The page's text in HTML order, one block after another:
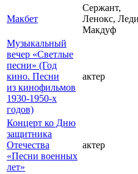
Макбет
Сержант,
Ленокс, Леди
Макдуф
Музыкальный
вечер «Светлые
песни» (Год
кино. Песни
из кинофильмов
1930-1950-х
годов)
актер
Концерт ко Дню
защитника
Отечества
«Песни военных
лет»
актер